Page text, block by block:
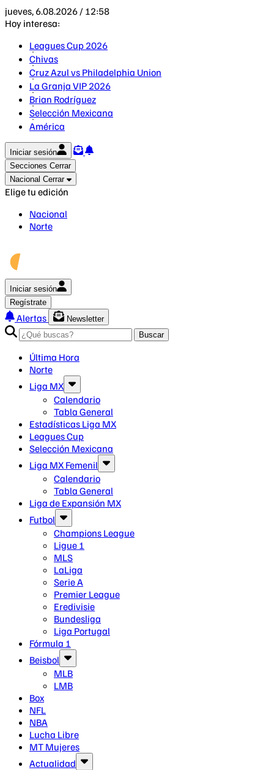
jueves, 6.08.2026 / 12:58
Hoy interesa:
Leagues Cup 2026
Chivas
Cruz Azul vs Philadelphia Union
La Granja VIP 2026
Brian Rodríguez
Selección Mexicana
América
Iniciar sesión
Secciones Cerrar
Nacional Cerrar
Elige tu edición
Nacional
Norte
Iniciar sesión
Regístrate
Alertas
Newsletter
Buscar
Última Hora
Norte
Liga MX
Calendario
Tabla General
Estadísticas Liga MX
Leagues Cup
Selección Mexicana
Liga MX Femenil
Calendario
Tabla General
Liga de Expansión MX
Futbol
Champions League
Ligue 1
MLS
LaLiga
Serie A
Premier League
Eredivisie
Bundesliga
Liga Portugal
Fórmula 1
Beisbol
MLB
LMB
Box
NFL
NBA
Lucha Libre
MT Mujeres
Actualidad